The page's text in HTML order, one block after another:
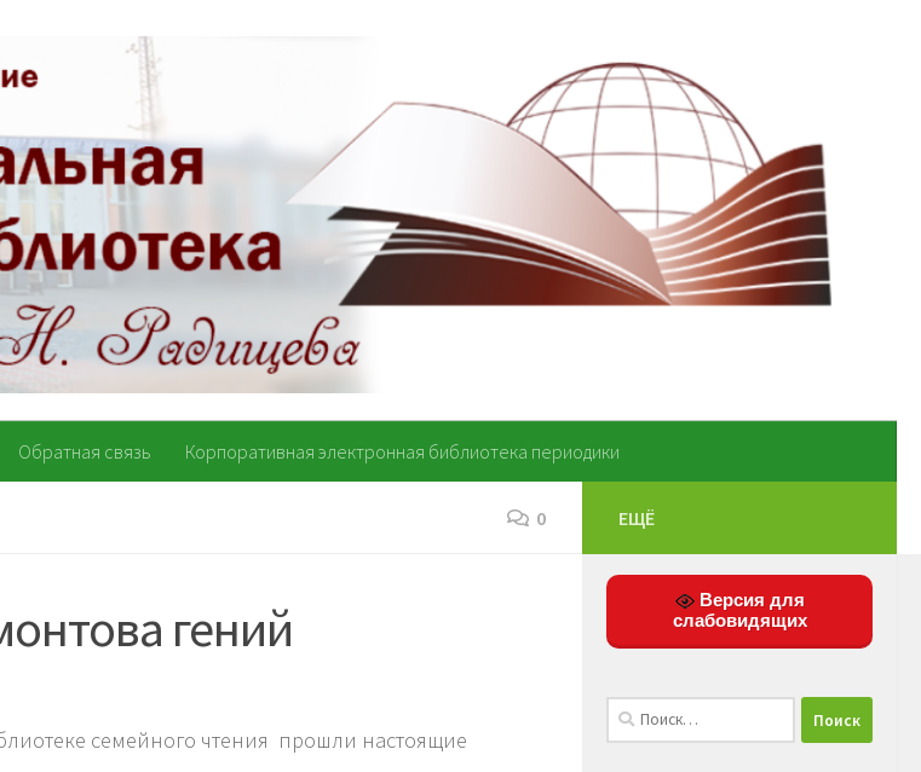
Обратная связь Корпоративная электронная библиотека периодики
0
гений
семейного чтения прошли настоящие
ЕЩЁ
Версия для
слабовидящих
Найти: